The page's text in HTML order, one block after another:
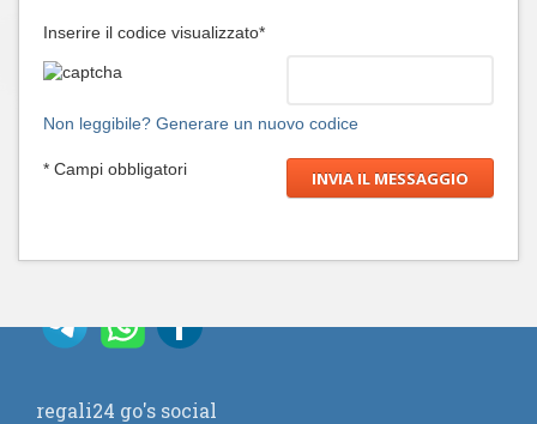
Inserire il codice visualizzato*
Non leggibile? Generare un nuovo codice
* Campi obbligatori
regali24 go's social